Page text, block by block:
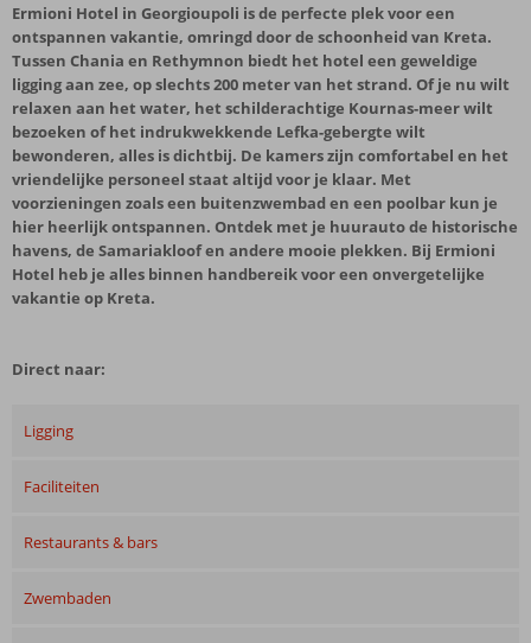
Ermioni Hotel in Georgioupoli is de perfecte plek voor een
ontspannen vakantie, omringd door de schoonheid van Kreta.
Tussen Chania en Rethymnon biedt het hotel een geweldige
ligging aan zee, op slechts 200 meter van het strand. Of je nu wilt
relaxen aan het water, het schilderachtige Kournas-meer wilt
bezoeken of het indrukwekkende Lefka-gebergte wilt
bewonderen, alles is dichtbij. De kamers zijn comfortabel en het
vriendelijke personeel staat altijd voor je klaar. Met
voorzieningen zoals een buitenzwembad en een poolbar kun je
hier heerlijk ontspannen. Ontdek met je huurauto de historische
havens, de Samariakloof en andere mooie plekken. Bij Ermioni
Hotel heb je alles binnen handbereik voor een onvergetelijke
vakantie op Kreta.
Direct naar:
Ligging
Faciliteiten
Restaurants & bars
Zwembaden